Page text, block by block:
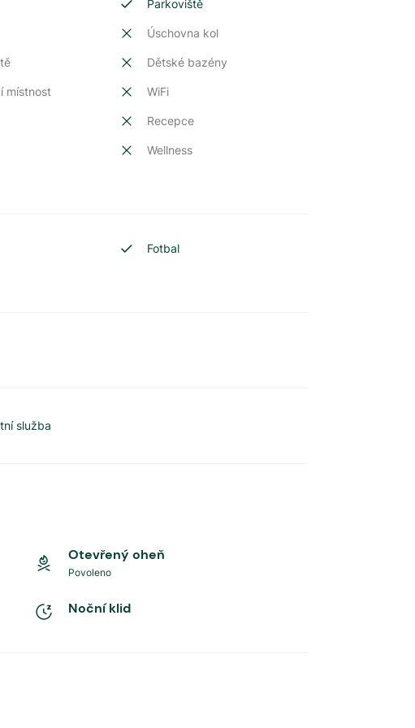
Parkoviště
Úschovna kol
Dětské bazény
místnost WiFi
Recepce
Wellness
Fotbal
služba
Otevřený oheň
Povoleno
Noční klid